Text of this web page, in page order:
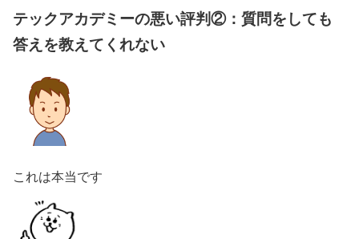
テックアカデミーの悪い評判②：質問をしても
答えを教えてくれない
これは本当です